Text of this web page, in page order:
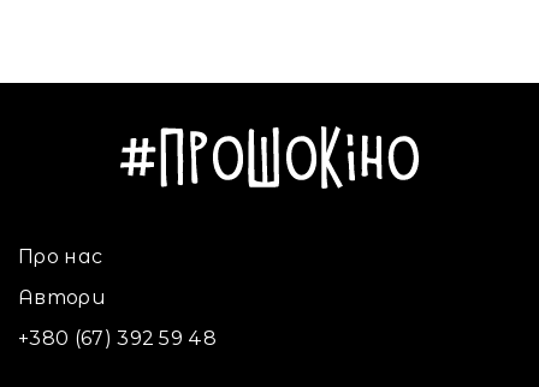
Про нас
Автори
+380 (67) 392 59 48